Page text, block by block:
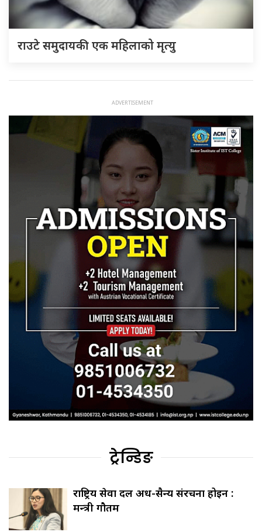
राउटे समुदायकी एक महिलाको मृत्यु
ट्रेन्डिङ
राष्ट्रिय सेवा दल अर्ध-सैन्य संरचना होइन :
मन्त्री गौतम